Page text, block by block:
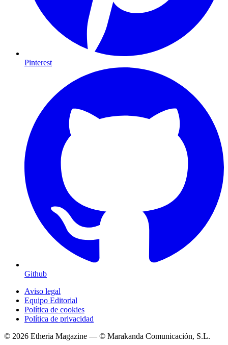
Pinterest
Github
Aviso legal
Equipo Editorial
Política de cookies
Política de privacidad
© 2026 Etheria Magazine — © Marakanda Comunicación, S.L.